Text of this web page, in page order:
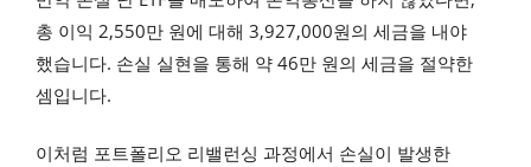
총 이익 2,550만 원에 대해 3,927,000원의 세금을 내야
했습니다. 손실 실현을 통해 약 46만 원의 세금을 절약한
셈입니다.
이처럼 포트폴리오 리밸런싱 과정에서 손실이 발생한